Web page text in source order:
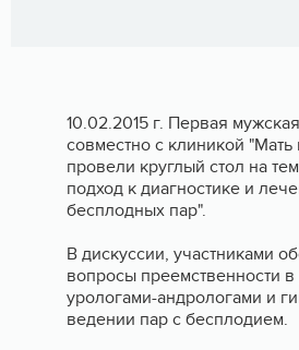
10.02.2015 г. Первая
совместно с клиникой "Мать
провели круглый стол на
подход к диагностике и
бесплодных пар".
В дискуссии, участниками
вопросы преемственности
урологами-андрологами и
ведении пар с бесплодием.